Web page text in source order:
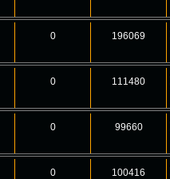
0 196069
0 111480
0 99660
0 100416